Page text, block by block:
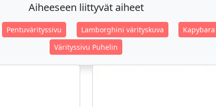
Aiheeseen liittyvät aiheet
Pentuvärityssivu Lamborghini värityskuva
Värityssivu Puhelin